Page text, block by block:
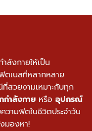
ลังกายให้เป็น
เนสที่หลากหลาย
สวยงามเหมาะกับทุก
กำลังกาย หรือ อุปกรณ์
วามฟิตในชีวิตประจำวัน
มองหา!